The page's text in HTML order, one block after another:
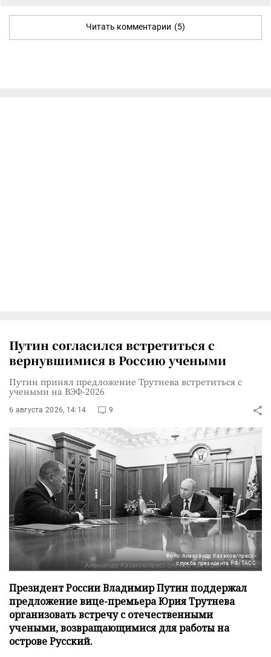
Читать комментарии (5)
Путин согласился встретиться с
вернувшимися в Россию учеными
Путин принял предложение Трутнева встретиться с
учеными на ВЭФ-2026
6 августа 2026, 14:14 9
Фото: Александр Казаков/пресс-
служба президента РФ/ТАСС
Президент России Владимир Путин поддержал
предложение вице-премьера Юрия Трутнева
организовать встречу с отечественными
учеными, возвращающимися для работы на
острове Русский.